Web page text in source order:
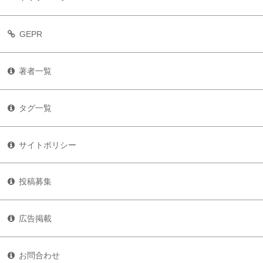
GEPR
著者一覧
タグ一覧
サイトポリシー
投稿募集
広告掲載
お問合わせ